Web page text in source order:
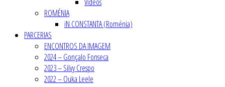
Vídeos
ROMÉNIA
iN CONSTANTA (Roménia)
PARCERIAS
ENCONTROS DA IMAGEM
2024 – Gonçalo Fonseca
2023 – Silvy Crespo
2022 – Ouka Leele